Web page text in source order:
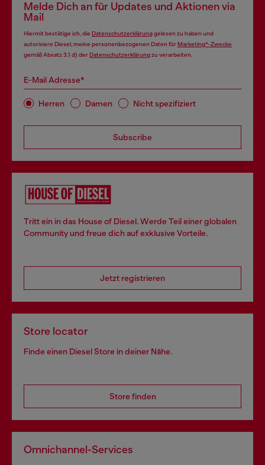
Melde Dich an für Updates und Aktionen via
Mail
Hiermit bestätige ich, die Datenschutzerklärunggelesen zu haben und
autorisiere Diesel, meine personenbezogenen Daten für Marketing*-Zwecke
gemäß Absatz 3.1 d) der Datenschutzerklärungzu verarbeiten.
E-Mail Adresse*
Herren Damen Nicht spezifiziert
Subscribe
Tritt ein in das House of Diesel. Werde Teil einer globalen
Community und freue dich auf exklusive Vorteile.
Jetzt registrieren
Store locator
Finde einen Diesel Store in deiner Nähe.
Store finden
Omnichannel-Services